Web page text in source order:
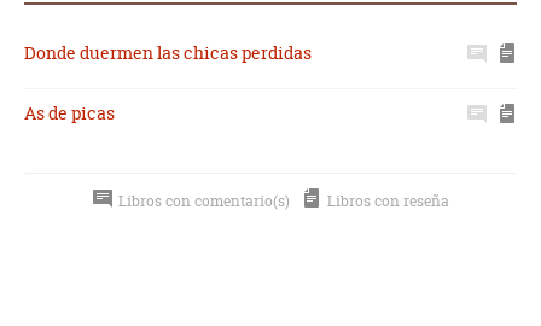
Donde duermen las chicas perdidas
As de picas
Libros con comentario(s) Libros con reseña